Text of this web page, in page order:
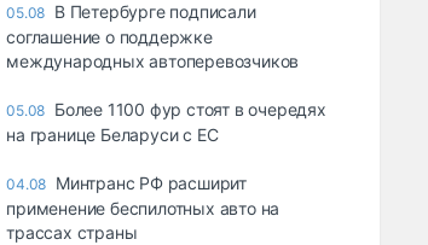
05.08 В Петербурге подписали
соглашение о поддержке
международных автоперевозчиков
05.08 Более 1100 фур стоят в очередях
на границе Беларуси с ЕС
04.08 Минтранс РФ расширит
применение беспилотных авто на
трассах страны